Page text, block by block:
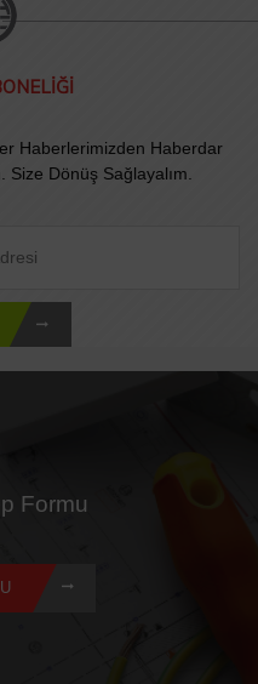
Haberlerimizden Haberdar
Dönüş Sağlayalım.
Formu